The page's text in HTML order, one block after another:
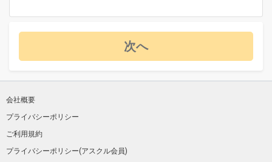
次へ
会社概要
プライバシーポリシー
ご利用規約
プライバシーポリシー(アスクル会員)